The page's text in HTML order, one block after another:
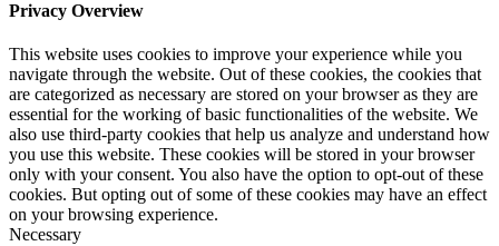
Privacy Overview
This website uses cookies to improve your experience while you
navigate through the website. Out of these cookies, the cookies that
are categorized as necessary are stored on your browser as they are
essential for the working of basic functionalities of the website. We
also use third-party cookies that help us analyze and understand how
you use this website. These cookies will be stored in your browser
only with your consent. You also have the option to opt-out of these
cookies. But opting out of some of these cookies may have an effect
on your browsing experience.
Necessary